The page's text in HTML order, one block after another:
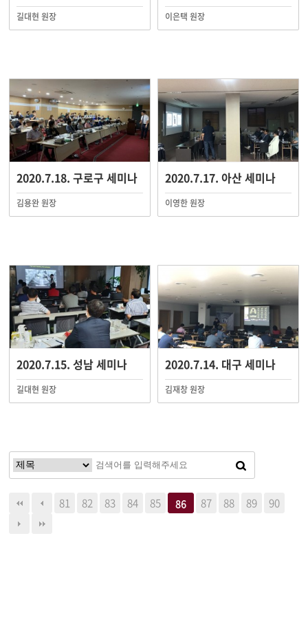
길대현 원장 이은택 원장
2020.7.18. 구로구 세미나
김용완 원장
2020.7.17. 아산 세미나
이영한 원장
2020.7.15. 성남 세미나
길대현 원장
2020.7.14. 대구 세미나
김재창 원장
81 82 83 84 85 86 87 88 89 90